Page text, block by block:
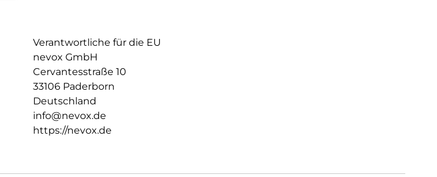
Verantwortliche für die EU
nevox GmbH
Cervantesstraße 10
33106 Paderborn
Deutschland
info@nevox.de
https://nevox.de